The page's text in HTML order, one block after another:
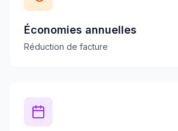
Économies annuelles
Réduction de facture